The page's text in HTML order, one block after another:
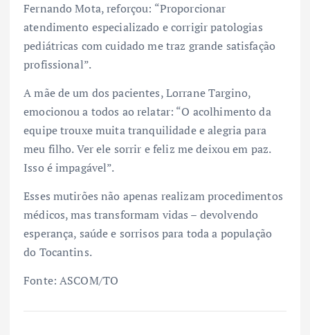
Fernando Mota, reforçou: “Proporcionar
atendimento especializado e corrigir patologias
pediátricas com cuidado me traz grande satisfação
profissional”.
A mãe de um dos pacientes, Lorrane Targino,
emocionou a todos ao relatar: “O acolhimento da
equipe trouxe muita tranquilidade e alegria para
meu filho. Ver ele sorrir e feliz me deixou em paz.
Isso é impagável”.
Esses mutirões não apenas realizam procedimentos
médicos, mas transformam vidas – devolvendo
esperança, saúde e sorrisos para toda a população
do Tocantins.
Fonte: ASCOM/TO